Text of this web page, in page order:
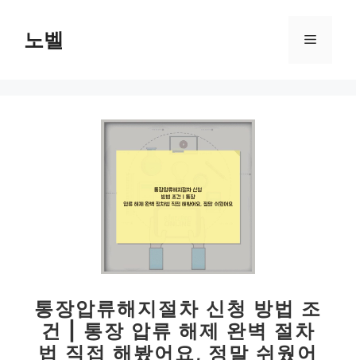
노벨 메
통장압류해지절차 신청 방법 조
건 | 통장 압류 해제 완벽 절차
법 직접 해봤어요, 정말 쉬웠어